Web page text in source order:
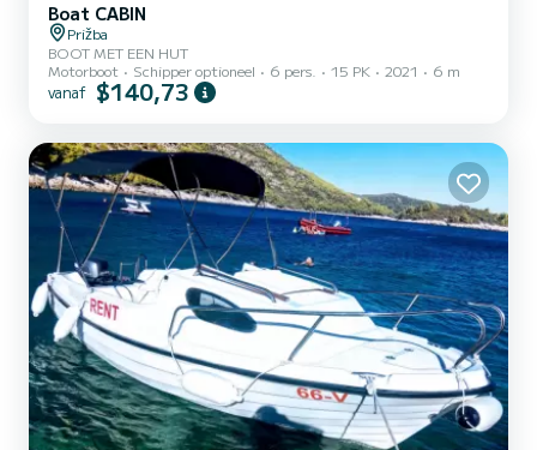
Boat CABIN
Prižba
BOOT MET EEN HUT
Motorboot
Schipper optioneel 6 pers. 15 PK 2021 6 m
vanaf $140,73